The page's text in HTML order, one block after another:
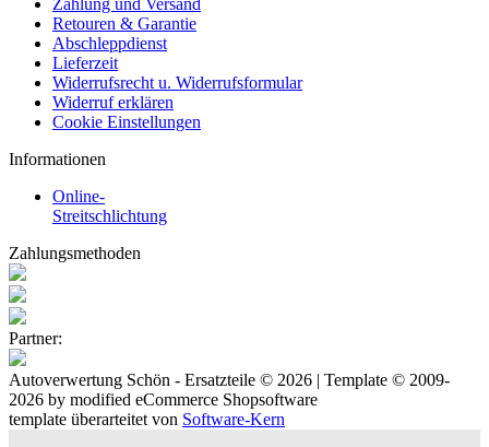
Zahlung und Versand
Retouren & Garantie
Abschleppdienst
Lieferzeit
Widerrufsrecht u. Widerrufsformular
Widerruf erklären
Cookie Einstellungen
Informationen
Online-
Streitschlichtung
Zahlungsmethoden
Partner:
Autoverwertung Schön - Ersatzteile © 2026 | Template © 2009-
2026 by modified eCommerce Shopsoftware
template überarteitet von Software-Kern